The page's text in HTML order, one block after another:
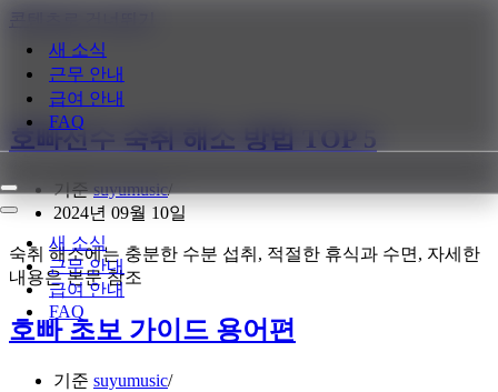
새 소식
근무 안내
급여 안내
FAQ
내
비
이
션
뉴
내
게
이
메
뉴
새 소식
근무 안내
급여 안내
FAQ
호빠선수 숙취 해소 방법 TOP 5
기준suyumusic
2024년 09월 10일
숙취 해소에는 충분한 수분 섭취, 적절한 휴식과 수면, 자세한
내용은 본문 참조
호빠 초보 가이드 용어편
기준 suyumusic